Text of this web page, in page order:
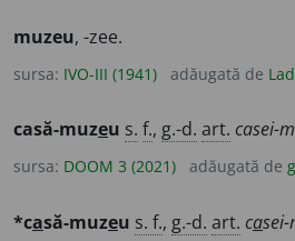
muzeu, -zee.
sursa: IVO-III (1941) adăugată de
casă-muzeu s. f., g.-d. art. casei-
sursa: DOOM 3 (2021) adăugată de
*casă-muzeu s. f., g.-d. art. casei-